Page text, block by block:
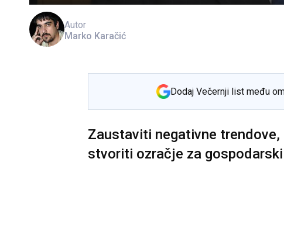
Autor
Marko Karačić
Dodaj Večernji list među
Zaustaviti negativne
stvoriti ozračje za